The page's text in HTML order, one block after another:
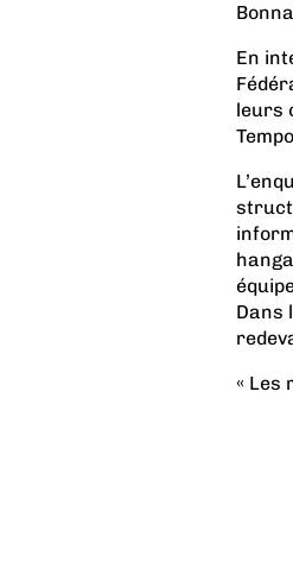
En
leurs
Dans
« Les